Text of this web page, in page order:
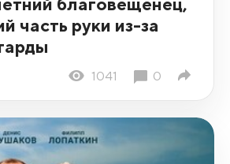
часть руки из-за
1041 0